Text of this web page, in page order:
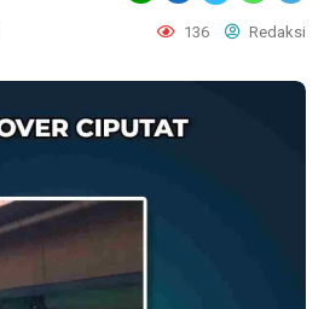
136 Redaksi